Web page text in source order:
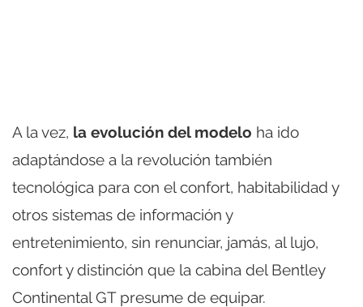
A la vez, la evolución del modelo ha ido
adaptándose a la revolución también
tecnológica para con el confort, habitabilidad y
otros sistemas de información y
entretenimiento, sin renunciar, jamás, al lujo,
confort y distinción que la cabina del Bentley
Continental GT presume de equipar.